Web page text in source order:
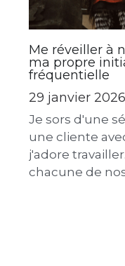
Me réveiller à
ma propre
fréquentielle
29 janvier 2026
Je sors d'une